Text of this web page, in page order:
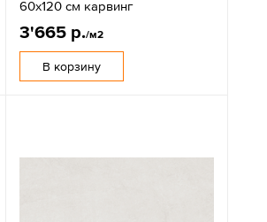
60x120 см карвинг
3'665 р./м2
В корзину